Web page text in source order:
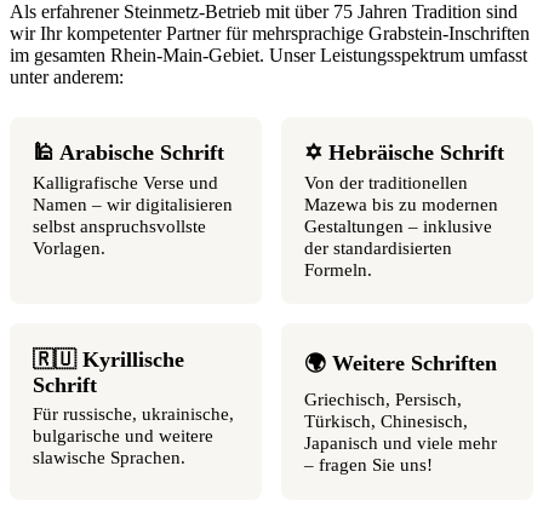
Als erfahrener Steinmetz-Betrieb mit über 75 Jahren Tradition sind
wir Ihr kompetenter Partner für mehrsprachige Grabstein-Inschriften
im gesamten Rhein-Main-Gebiet. Unser Leistungsspektrum umfasst
unter anderem:
🕌 Arabische Schrift
Kalligrafische Verse und
Namen – wir digitalisieren
selbst anspruchsvollste
Vorlagen.
✡️ Hebräische Schrift
Von der traditionellen
Mazewa bis zu modernen
Gestaltungen – inklusive
der standardisierten
Formeln.
🇷🇺 Kyrillische
Schrift
Für russische, ukrainische,
bulgarische und weitere
slawische Sprachen.
🌍 Weitere Schriften
Griechisch, Persisch,
Türkisch, Chinesisch,
Japanisch und viele mehr
– fragen Sie uns!